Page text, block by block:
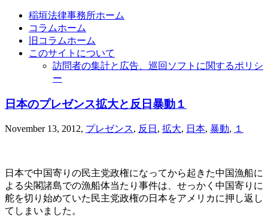
稲垣法律事務所ホーム
コラムホーム
旧コラムホーム
このサイトについて
訪問者の集計と広告、巡回ソフトに関するポリシ
ー
日本のプレゼンス拡大と反日暴動１
November 13, 2012, プレゼンス, 反日 , 拡大, 日本, 暴動, １
日本で中国寄りの民主党政権になってから起きた中国漁船に
よる尖閣諸島での漁船体当たり事件は、せっかく中国寄りに
舵を切り始めていた民主党政権の日本をアメリカに押し返し
てしまいました。